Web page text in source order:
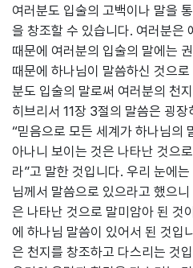
여러분도 입술의 고백이나 말을
을 창조할 수 있습니다. 여러분은
때문에 여러분의 입술의 말에는
때문에 하나님이 말씀하신 것으
분도 입술의 말로써 여러분의 천
히브리서 11장 3절의 말씀은 굉
“믿음으로 모든 세계가 하나님의
아나니 보이는 것은 나타난 것으
라”고 말한 것입니다. 우리 눈에
님께서 말씀으로 있으라고 했으
은 나타난 것으로 말미암아 된 것
에 하나님 말씀이 있어서 된 것입
은 천지를 창조하고 다스리는 것